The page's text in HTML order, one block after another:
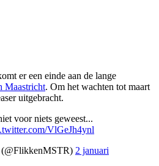
er een einde aan de lange
Maastricht. Om het wachten tot maart
uitgebracht.
voor niets geweest...
VlGeJh4ynl
2 januari